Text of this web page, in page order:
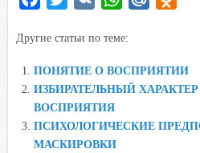
c
b
o
o
k
i
t
e
r
a
s
p
.
u
k
a
Другие статьи по теме:
ПОНЯТИЕ О ВОСПРИЯТИИ
ИЗБИРАТЕЛЬНЫЙ
ВОСПРИЯТИЯ
ПСИХОЛОГИЧЕСКИЕ
МАСКИРОВКИ